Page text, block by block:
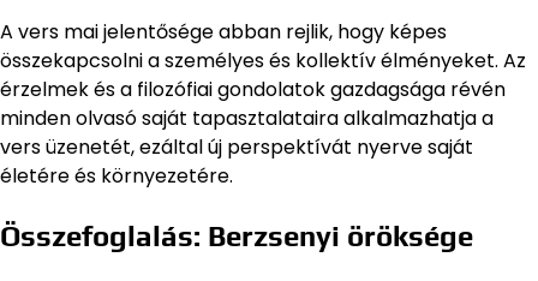
A vers mai jelentősége abban rejlik, hogy képes
összekapcsolni a személyes és kollektív élményeket. Az
érzelmek és a filozófiai gondolatok gazdagsága révén
minden olvasó saját tapasztalataira alkalmazhatja a
vers üzenetét, ezáltal új perspektívát nyerve saját
életére és környezetére.
Összefoglalás: Berzsenyi öröksége